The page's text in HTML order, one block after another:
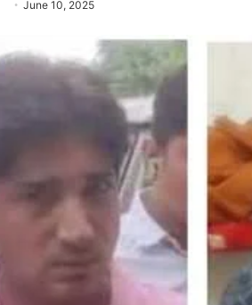
June 10, 2025